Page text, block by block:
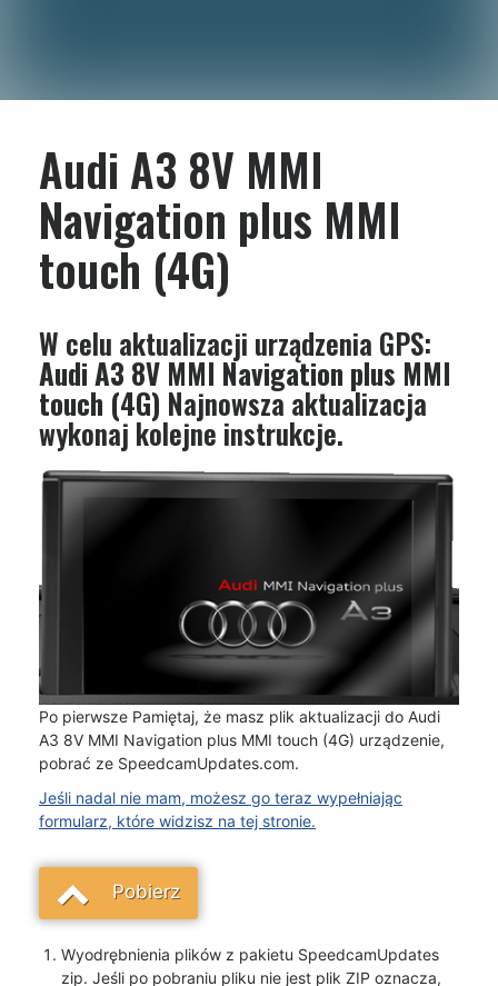
Audi A3 8V MMI
Navigation plus MMI
touch (4G)
W celu aktualizacji urządzenia GPS:
Audi A3 8V MMI Navigation plus MMI
touch (4G) Najnowsza aktualizacja
wykonaj kolejne instrukcje.
Po pierwsze Pamiętaj, że masz plik aktualizacji do Audi
A3 8V MMI Navigation plus MMI touch (4G) urządzenie,
pobrać ze SpeedcamUpdates.com.
Jeśli nadal nie mam, możesz go teraz wypełniając
formularz, które widzisz na tej stronie.
Pobierz
Wyodrębnienia plików z pakietu SpeedcamUpdates
zip. Jeśli po pobraniu pliku nie jest plik ZIP oznacza,